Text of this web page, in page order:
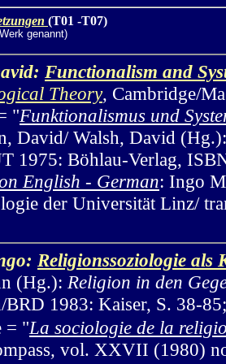
(T01 -T07)
genannt)
Functionalism and
Theory, Cambridge/
"Funktionalismus und
David/ Walsh, David
1975: Böhlau-Verlag,
English - German: Ingo
der Universität Linz/
Religionssoziologie als
(Hg.): Religion in den
BRD 1983: Kaiser, S. 38-
= "La sociologie de la
, vol. XXVII (1980)